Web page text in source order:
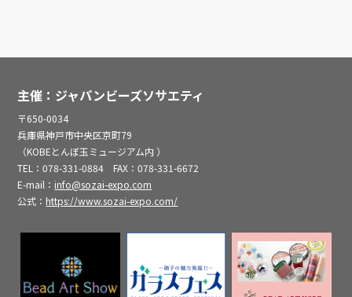
主催：ジャパンビーズソサエティ
〒650-0034
兵庫県神戸市中央区京町79
（KOBEとんぼ玉ミュージアム内 ）
TEL：078-331-0884 FAX：078-331-6672
E-mail： info@sozai-expo.com
公式： https://www.sozai-expo.com/